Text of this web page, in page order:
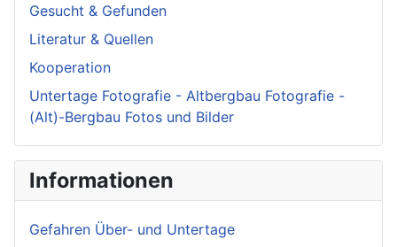
Gesucht & Gefunden
Literatur & Quellen
Kooperation
Untertage Fotografie - Altbergbau Fotografie -
(Alt)-Bergbau Fotos und Bilder
Informationen
Gefahren Über- und Untertage